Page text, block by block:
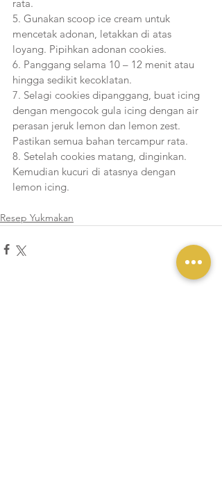
rata.
5. Gunakan scoop ice cream untuk
mencetak adonan, letakkan di atas
loyang. Pipihkan adonan cookies.
6. Panggang selama 10 – 12 menit atau
hingga sedikit kecoklatan.
7. Selagi cookies dipanggang, buat icing
dengan mengocok gula icing dengan air
perasan jeruk lemon dan lemon zest.
Pastikan semua bahan tercampur rata.
8. Setelah cookies matang, dinginkan.
Kemudian kucuri di atasnya dengan
lemon icing.
Resep Yukmakan